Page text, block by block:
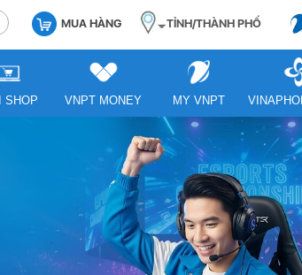
MUA HÀNG TỈNH/THÀNH PHỐ
SHOP VNPT MONEY MY VNPT